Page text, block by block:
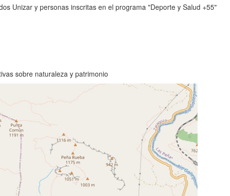
Unizar y personas inscritas en el programa "Deporte y Salud +55"
sobre naturaleza y patrimonio